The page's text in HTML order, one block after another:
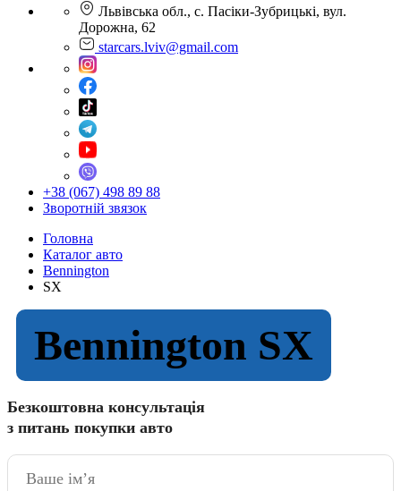
Львівська обл., с. Пасіки-Зубрицькі, вул.
Дорожна, 62
starcars.lviv@gmail.com
+38 (067) 498 89 88
Зворотній звязок
Головна
Каталог авто
Bennington
SX
Bennington SX
Безкоштовна консультація
з питань покупки авто